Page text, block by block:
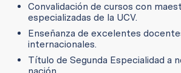
Convalidación de cursos con
especializadas de la UCV.
Enseñanza de excelentes
internacionales.
Título de Segunda Especialidad a